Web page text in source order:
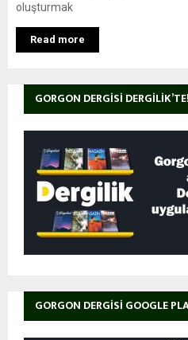
oluşturmak
Read more
GORGON DERGISI DERGILIK’TE!
GORGON DERGISI GOOGLE